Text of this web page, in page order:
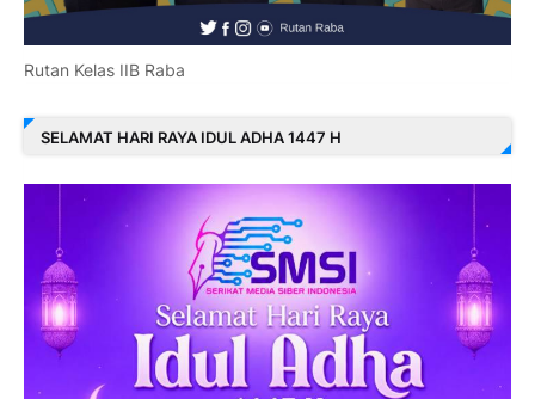
Rutan Kelas IIB Raba
SELAMAT HARI RAYA IDUL ADHA 1447 H